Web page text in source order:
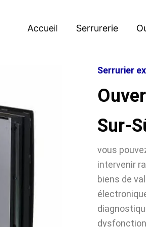
Accueil Serrurerie
Serrurier
Sur-
vous
intervenir
biens de